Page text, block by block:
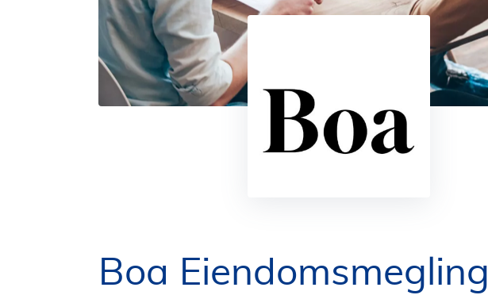
Boa Eiendomsmegling